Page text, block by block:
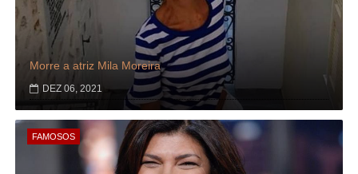
Morre a atriz Mila Moreira
DEZ 06, 2021
FAMOSOS